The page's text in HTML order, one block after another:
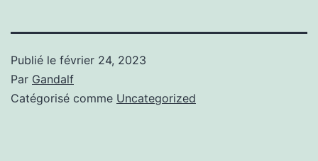
Publié le février 24, 2023
Par Gandalf
Catégorisé comme Uncategorized